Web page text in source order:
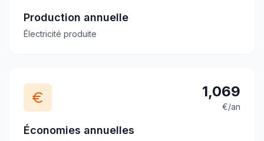
Production annuelle
Électricité produite
1,069
€/an
Économies annuelles